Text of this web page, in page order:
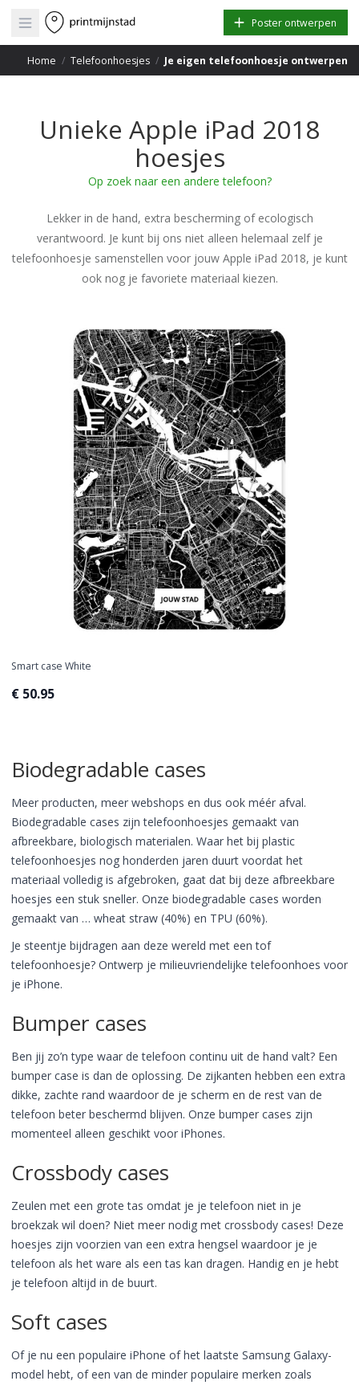
Open main menu Poster ontwerpen
Home / Telefoonhoesjes / Je eigen telefoonhoesje ontwerpen
Unieke Apple iPad 2018
hoesjes
Op zoek naar een andere telefoon?
Lekker in de hand, extra bescherming of ecologisch
verantwoord. Je kunt bij ons niet alleen helemaal zelf je
telefoonhoesje samenstellen voor jouw Apple iPad 2018, je kunt
ook nog je favoriete materiaal kiezen.
Smart case White
€ 50.95
Biodegradable cases
Meer producten, meer webshops en dus ook méér afval.
Biodegradable cases zijn telefoonhoesjes gemaakt van
afbreekbare, biologisch materialen. Waar het bij plastic
telefoonhoesjes nog honderden jaren duurt voordat het
materiaal volledig is afgebroken, gaat dat bij deze afbreekbare
hoesjes een stuk sneller. Onze biodegradable cases worden
gemaakt van … wheat straw (40%) en TPU (60%).
Je steentje bijdragen aan deze wereld met een tof
telefoonhoesje? Ontwerp je milieuvriendelijke telefoonhoes voor
je iPhone.
Bumper cases
Ben jij zo’n type waar de telefoon continu uit de hand valt? Een
bumper case is dan de oplossing. De zijkanten hebben een extra
dikke, zachte rand waardoor de je scherm en de rest van de
telefoon beter beschermd blijven. Onze bumper cases zijn
momenteel alleen geschikt voor iPhones.
Crossbody cases
Zeulen met een grote tas omdat je je telefoon niet in je
broekzak wil doen? Niet meer nodig met crossbody cases! Deze
hoesjes zijn voorzien van een extra hengsel waardoor je je
telefoon als het ware als een tas kan dragen. Handig en je hebt
je telefoon altijd in de buurt.
Soft cases
Of je nu een populaire iPhone of het laatste Samsung Galaxy-
model hebt, of een van de minder populaire merken zoals